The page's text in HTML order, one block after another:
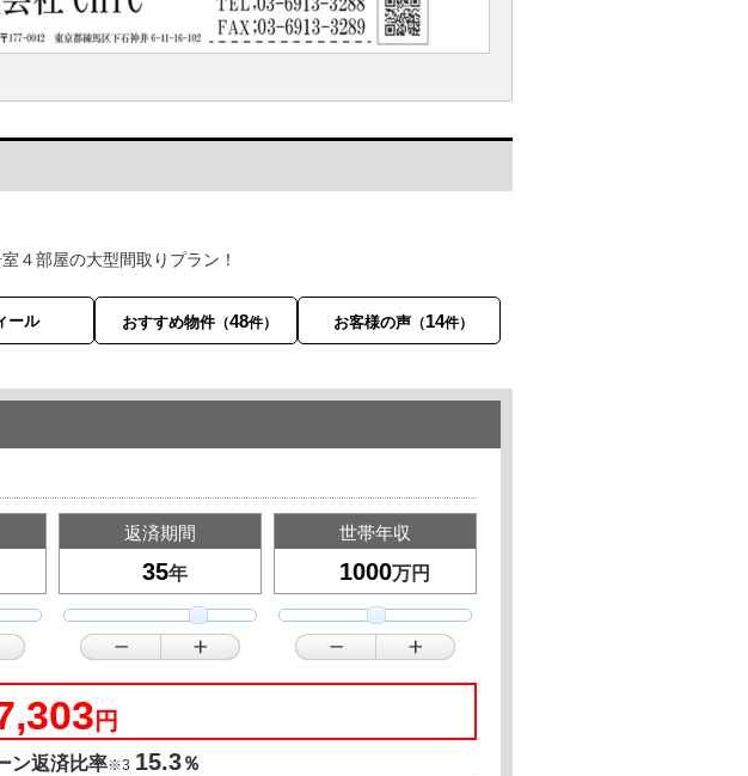
４部屋の大型間取りプラン！
ール おすすめ物件 （48件） お客様の声（14件）
返済期間
年
世帯年収
万円
円
返済比率※3 15.3％